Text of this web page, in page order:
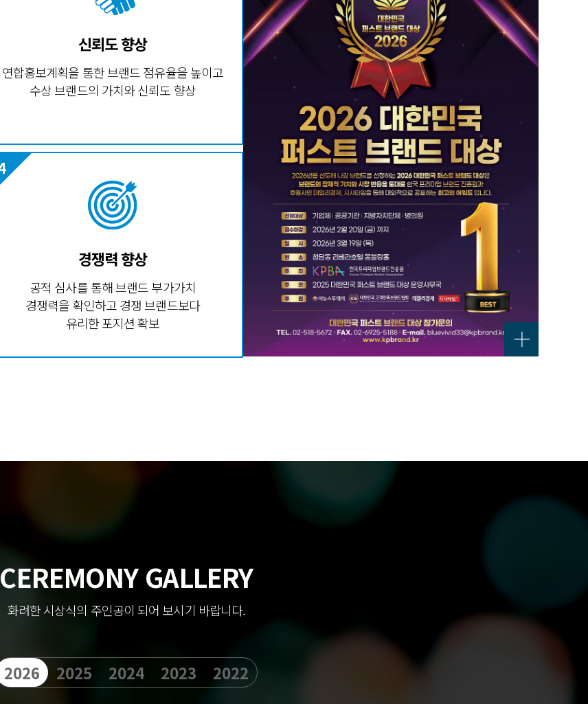
신뢰도 향상
연합홍보계획을 통한 브랜드 점유율을 높이고
수상 브랜드의 가치와 신뢰도 향상
경쟁력 향상
공적 심사를 통해 브랜드 부가가치
경쟁력을 확인하고 경쟁 브랜드보다
유리한 포지션 확보
CEREMONY GALLERY
화려한 시상식의 주인공이 되어 보시기 바랍니다.
2026 2025 2024 2023 2022